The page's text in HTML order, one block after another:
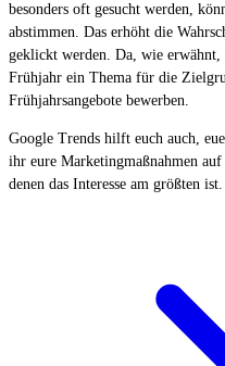
besonders oft gesucht werden,
abstimmen. Das erhöht die
geklickt werden. Da, wie
Frühjahr ein Thema für die
Frühjahrsangebote bewerben.
Google Trends hilft euch auch,
ihr eure Marketingmaßnahmen
denen das Interesse am größten ist.